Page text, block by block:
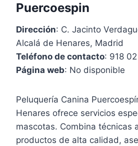
Puercoespin
Dirección: C. Jacinto
Alcalá de Henares, Madrid
Teléfono de contacto: 918
Página web: No disponible
Peluquería Canina
Henares ofrece servicios
mascotas. Combina técnicas
productos de alta calidad,